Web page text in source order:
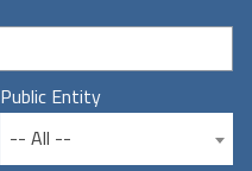
Public Entity
-- All --